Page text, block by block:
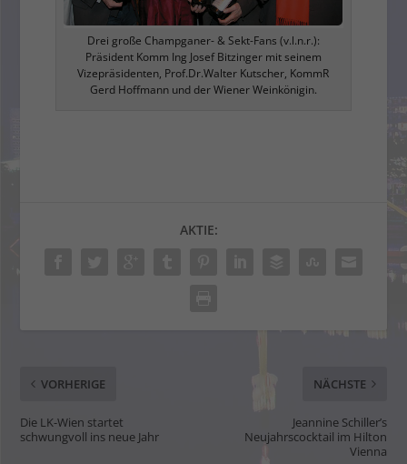
Drei große Champganer- & Sekt-Fans (v.l.n.r.):
Präsident Komm Ing Josef Bitzinger mit seinem
Vizepräsidenten, Prof.Dr.Walter Kutscher, KommR
Gerd Hoffmann und der Wiener Weinkönigin.
AKTIE:
VORHERIGE
Die LK-Wien startet
schwungvoll ins neue Jahr
NÄCHSTE
Jeannine Schiller’s
Neujahrscocktail im Hilton
Vienna